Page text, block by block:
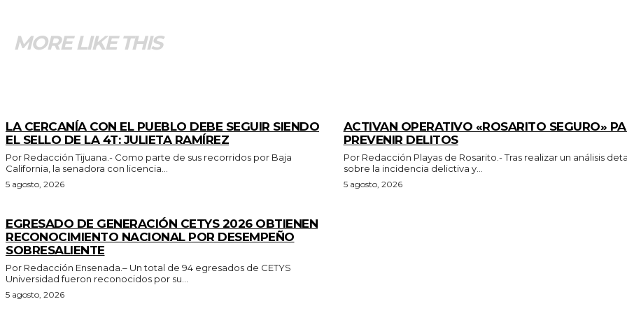
MORE LIKE THIS
LA CERCANÍA CON EL PUEBLO DEBE SEGUIR SIENDO
EL SELLO DE LA 4T: JULIETA RAMÍREZ
Por Redacción Tijuana.- Como parte de sus recorridos por Baja
California, la senadora con licencia...
5 agosto, 2026
ACTIVAN OPERATIVO «ROSARITO SEGURO»
PREVENIR DELITOS
Por Redacción Playas de Rosarito.- Tras realizar un análisis detallado
sobre la incidencia delictiva y...
5 agosto, 2026
EGRESADO DE GENERACIÓN CETYS 2026 OBTIENEN
RECONOCIMIENTO NACIONAL POR DESEMPEÑO
SOBRESALIENTE
Por Redacción Ensenada.– Un total de 94 egresados de CETYS
Universidad fueron reconocidos por su...
5 agosto, 2026